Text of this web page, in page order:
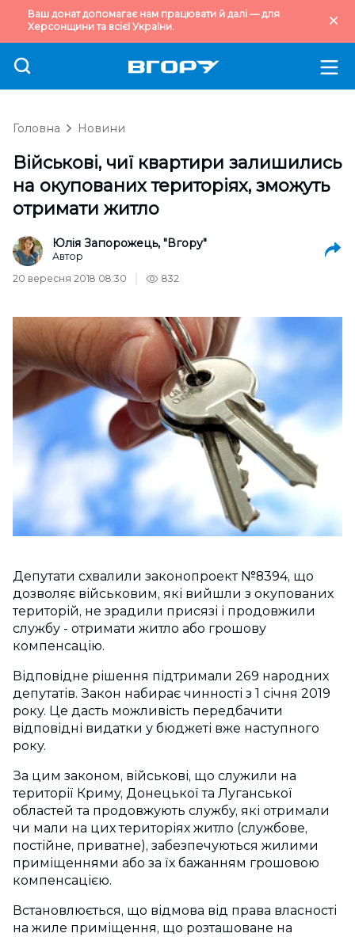
Ваш донат допомагає нам працювати й далі — для
Херсонщини та всієї України.
Головна Новини
Військові, чиї квартири залишились
на окупованих територіях, зможуть
отримати житло
Юлія Запорожець, "Вгору"
Автор
20 вересня 2018 08:30
832
Депутати схвалили законопроект №8394, що
дозволяє військовим, які вийшли з окупованих
територій, не зрадили присязі і продовжили
службу - отримати житло або грошову
компенсацію.
Відповідне рішення підтримали 269 народних
депутатів. Закон набирає чинності з 1 січня 2019
року. Це дасть можливість передбачити
відповідні видатки у бюджеті вже наступного
року.
За цим законом, військові, що служили на
території Криму, Донецької та Луганської
областей та продовжують службу, які отримали
чи мали на цих територіях житло (службове,
постійне, приватне), забезпечуються жилими
приміщеннями або за їх бажанням грошовою
компенсацією.
Встановлюється, що відмова від права власності
на жиле приміщення, що розташоване на